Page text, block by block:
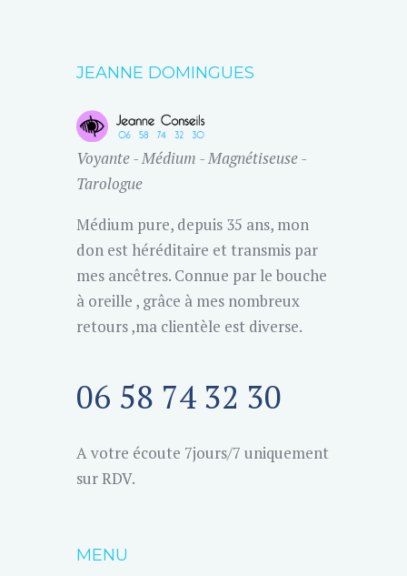
JEANNE DOMINGUES
Voyante - Médium - Magnétiseuse -
Tarologue
Médium pure, depuis 35 ans, mon
don est héréditaire et transmis par
mes ancêtres. Connue par le bouche
à oreille , grâce à mes nombreux
retours ,ma clientèle est diverse.
06 58 74 32 30
A votre écoute 7jours/7 uniquement
sur RDV.
MENU